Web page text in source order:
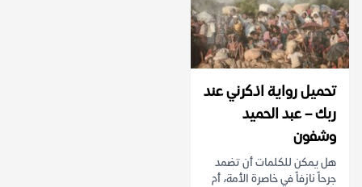
تحميل رواية اذكرني عند
ربك – عبد الحميد
وشفون
هل يمكن للكلمات أن تضمد
جرحاً نازفاً في خاصرة الأمة، أم